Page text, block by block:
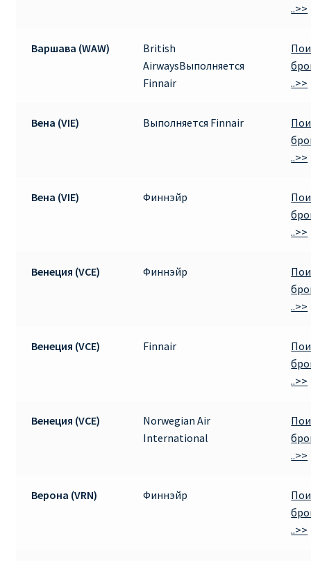
..>>
Варшава (WAW)
British
AirwaysВыполняется
Finnair
..>>
Вена (VIE) Выполняется Finnair
..>>
Вена (VIE) Финнэйр
..>>
Венеция (VCE) Финнэйр
..>>
Венеция (VCE) Finnair
..>>
Венеция (VCE)
Norwegian Air
International
..>>
Верона (VRN) Финнэйр
..>>